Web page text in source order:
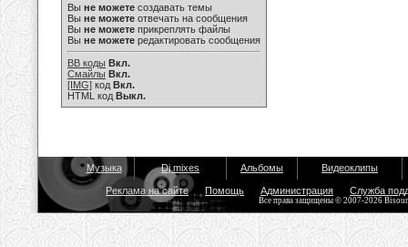
Вы не можете создавать темы
Вы не можете отвечать на сообщения
Вы не можете прикреплять файлы
Вы не можете редактировать сообщения
BB коды Вкл.
Смайлы Вкл.
[IMG] код Вкл.
HTML код Выкл.
Музыка Dj mixes Альбомы Видеоклипы
Реклама на сайте Помощь Администрация Служба
Все права защищены © 2007-2026